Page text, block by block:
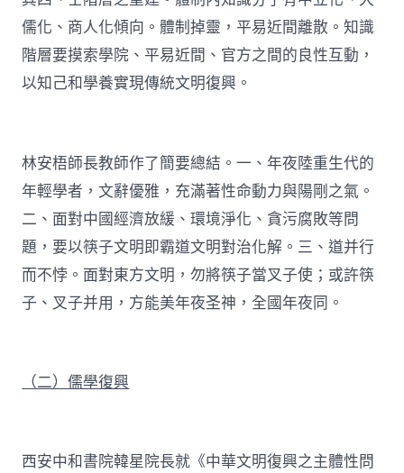
儒化、商人化傾向。體制掉靈，平易近間離散。知識
階層要摸索學院、平易近間、官方之間的良性互動，
以知己和學養實現傳統文明復興。
林安梧師長教師作了簡要總結。一、年夜陸重生代的
年輕學者，文辭優雅，充滿著性命動力與陽剛之氣。
二、面對中國經濟放緩、環境淨化、貪污腐敗等問
題，要以筷子文明即霸道文明對治化解。三、道并行
而不悖。面對東方文明，勿將筷子當叉子使；或許筷
子、叉子并用，方能美年夜圣神，全國年夜同。
（二）儒學復興
西安中和書院韓星院長就《中華文明復興之主體性問